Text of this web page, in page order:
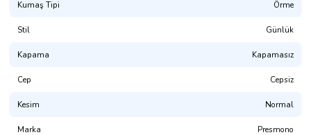
%100 Pamuklu. 3 İplik Kumaş.
(NOT: Uygun bedeni bulamadınız mı? Mağaza sayfamızda
sertifikalı, CPSIA uyumlu, GOTS onaylı, Su Bazlı Pigment Boya)
Kumaş Tipi Örme
Stil Günlük
Kapama Kapamasız
Cep Cepsiz
Kesim Normal
Marka Presmono